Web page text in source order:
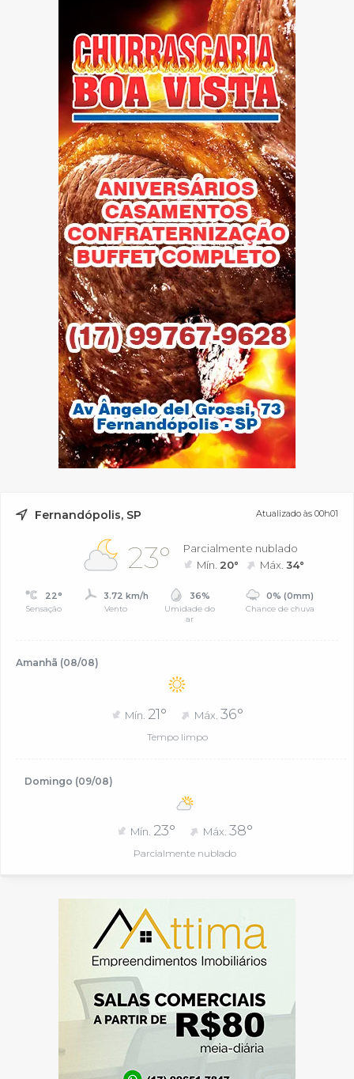
Fernandópolis, SP Atualizado às 00h01
23°
Parcialmente nublado
Mín. 20° Máx.34°
22°
Sensação
3.72 km/h
Vento
36%
Umidade do
ar
0% (0mm)
Chance de chuva
Amanhã (08/08)
Mín. 21° Máx. 36°
Tempo limpo
Domingo (09/08)
Mín. 23° Máx.38°
Parcialmente nublado